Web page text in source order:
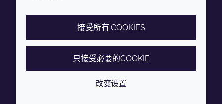
Cookie政策
沪ICP备2020025271号-12
接受所有 COOKIES
只接受必要的COOKIE
改变设置